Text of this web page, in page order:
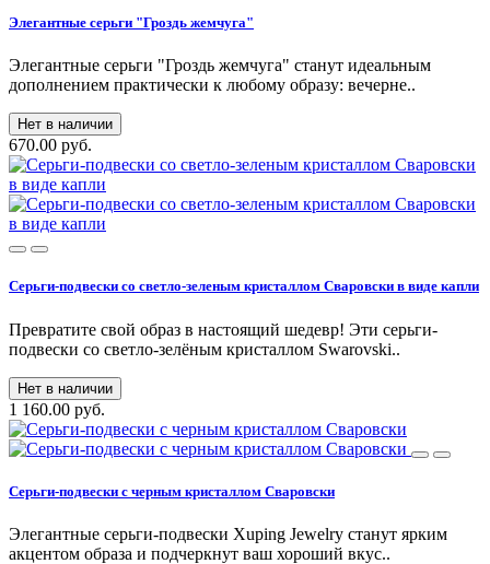
Элегантные серьги "Гроздь жемчуга"
Элегантные серьги "Гроздь жемчуга" станут идеальным
дополнением практически к любому образу: вечерне..
Нет в наличии
670.00 руб.
Серьги-подвески со светло-зеленым кристаллом Сваровски в виде капли
Превратите свой образ в настоящий шедевр! Эти серьги-
подвески со светло-зелёным кристаллом Swarovski..
Нет в наличии
1 160.00 руб.
Серьги-подвески с черным кристаллом Сваровски
Элегантные серьги-подвески Xuping Jewelry станут ярким
акцентом образа и подчеркнут ваш хороший вкус..